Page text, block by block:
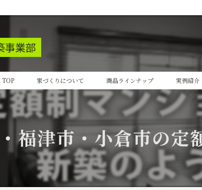
事業部
TOP 家づくりについて 商品ラインナップ
cocoiro
cocoiro+
実例紹介
・福津市・小倉市の定